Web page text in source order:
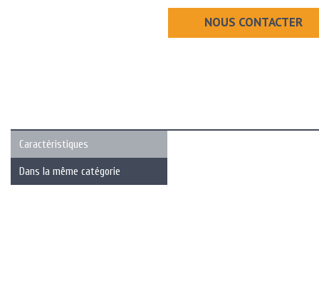
NOUS CONTACTER
Caractéristiques
Dans la même catégorie